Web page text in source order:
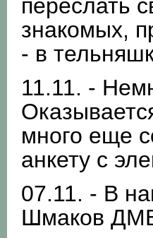
переслать
знакомых,
- в
11.11. -
много еще
анкету с
07.11. - В
Шмаков